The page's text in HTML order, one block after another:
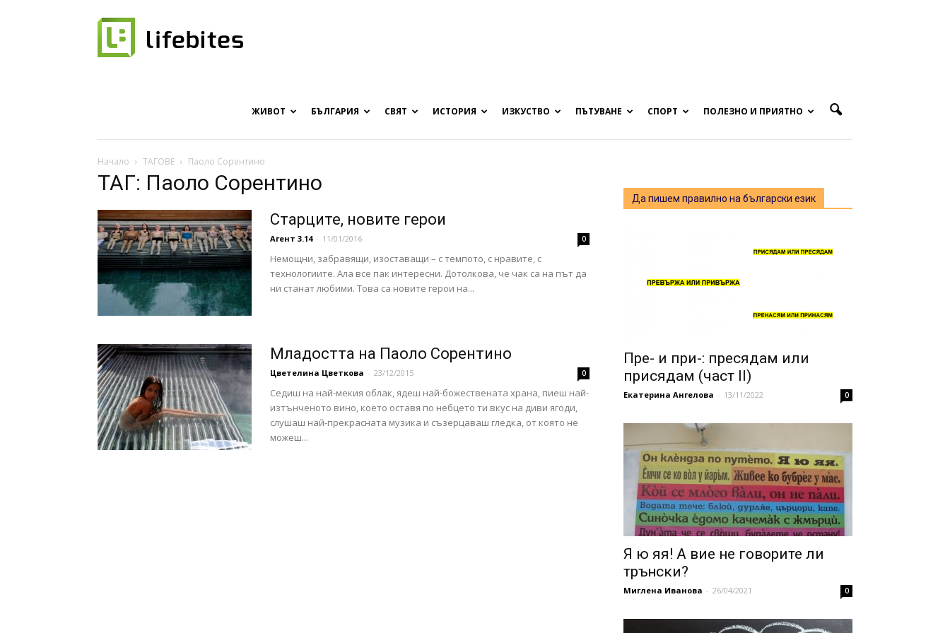
списание
за
хапки
вкус
ЖИВОТ БЪЛГАРИЯ СВЯТ ИСТОРИЯ ИЗКУСТВО ПЪТУВАНЕ СПОРТ ПОЛЕЗНО И ПРИЯТНО
Начало ТАГОВЕ Паоло Сорентино
ТАГ: Паоло Сорентино
Старците, новите герои
Агент 3.14 - 11/01/2016 0
Немощни, забравящи, изоставащи – с темпото, с нравите, с
технологиите. Ала все пак интересни. Дотолкова, че чак са на път да
ни станат любими. Това са новите герои на...
Младостта на Паоло Сорентино
Цветелина Цветкова - 23/12/2015 0
Седиш на най-мекия облак, ядеш най-божествената храна, пиеш най-
изтънченото вино, което оставя по небцето ти вкус на диви ягоди,
слушаш най-прекрасната музика и съзерцаваш гледка, от която не
можеш...
Да пишем правилно на български език
Пре- и при-: пресядам или
присядам (част II)
Екатерина Ангелова - 13/11/2022 0
Я ю яя! А вие не говорите ли
трънски?
Миглена Иванова - 26/04/2021 0